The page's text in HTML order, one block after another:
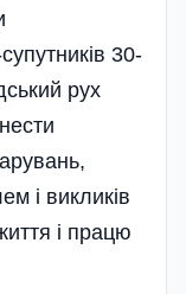
30-
рух
і викликів
і працю